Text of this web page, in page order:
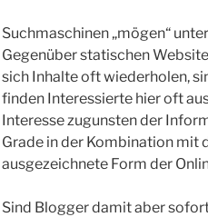
Suchmaschinen „mögen“
Gegenüber statischen
sich Inhalte oft wiederholen,
finden Interessierte hier oft
Interesse zugunsten der
Grade in der Kombination mit
ausgezeichnete Form der
Sind Blogger damit aber